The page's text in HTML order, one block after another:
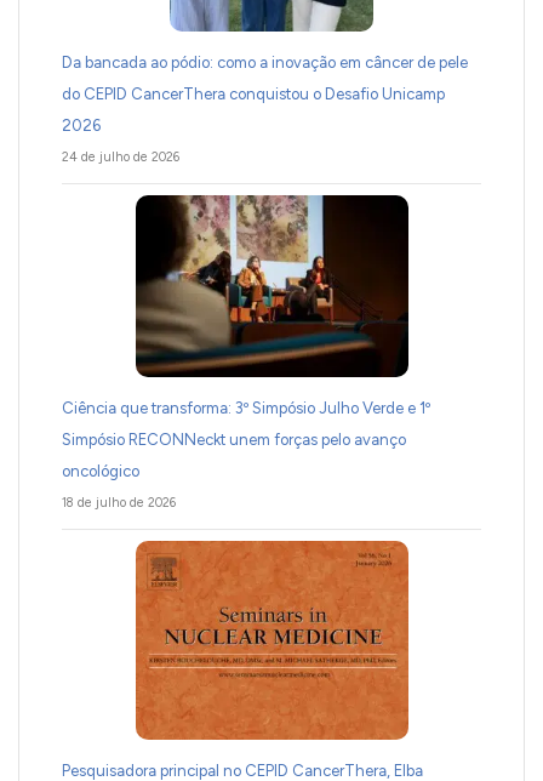
Da bancada ao pódio: como a inovação em câncer de pele
do CEPID CancerThera conquistou o Desafio Unicamp
2026
24 de julho de 2026
Ciência que transforma: 3º Simpósio Julho Verde e 1º
Simpósio RECONNeckt unem forças pelo avanço
oncológico
18 de julho de 2026
Pesquisadora principal no CEPID CancerThera, Elba